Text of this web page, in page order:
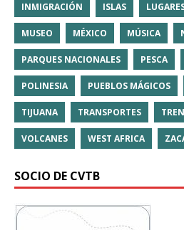
INMIGRACIÓN ISLAS
MUSEO MÉXICO MÚSICA
PARQUES NACIONALES PESCA
POLINESIA PUEBLOS MÁGICOS
TIJUANA TRANSPORTES TREN
VOLCANES WEST AFRICA
SOCIO DE CVTB